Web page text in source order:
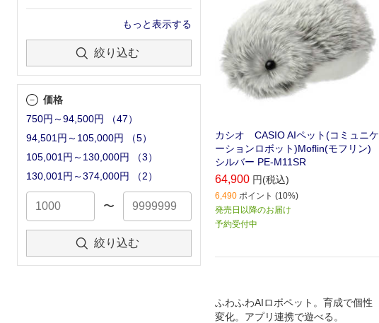
もっと表示する
絞り込む
価格
750円～94,500円
（47）
94,501円～105,000円
（5）
105,001円～130,000円
（3）
130,001円～374,000円
（2）
〜
絞り込む
カシオ CASIO AIペット(コミュニケ
ーションロボット)Moflin(モフリン)
シルバー PE-M11SR
64,900 円(税込)
6,490 ポイント (10%)
発売日以降のお届け
予約受付中
ふわふわAIロボペット。育成で個性
変化。アプリ連携で遊べる。